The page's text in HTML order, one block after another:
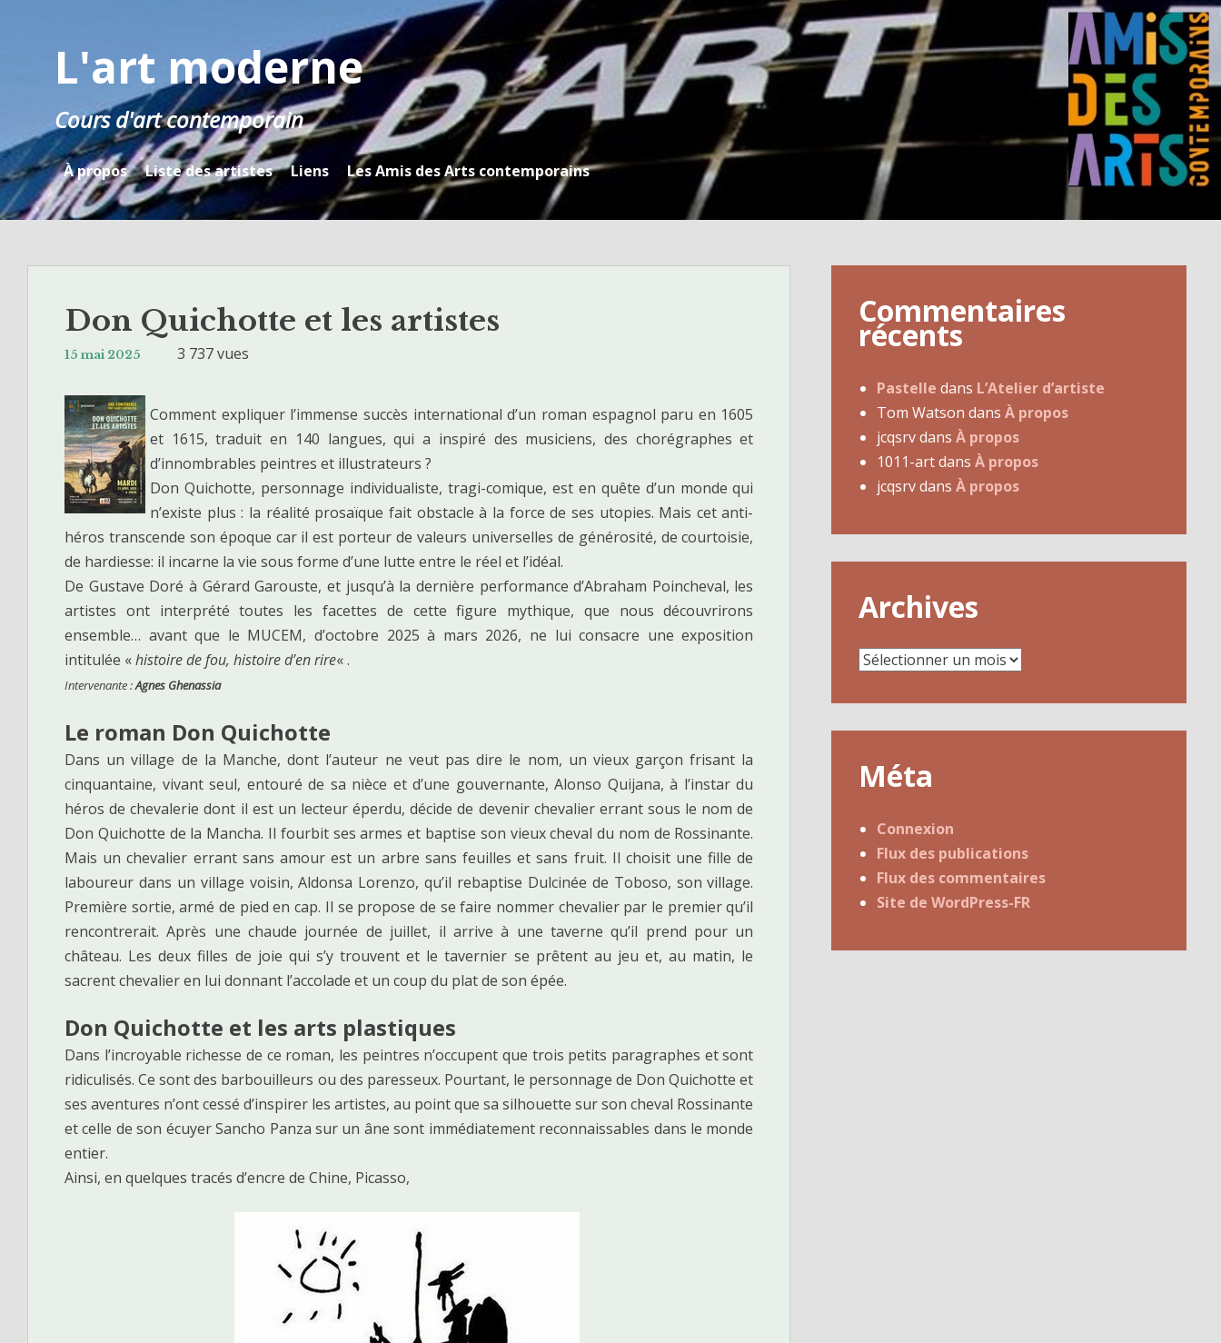
L'art moderne
Cours d'art contemporain
À propos Liste des artistes Liens Les Amis des Arts contemporains
Don Quichotte et les artistes
15 mai 2025 3 737 vues
Comment expliquer l’immense succès international d’un roman espagnol paru en 1605
et 1615, traduit en 140 langues, qui a inspiré des musiciens, des chorégraphes et
d’innombrables peintres et illustrateurs ?
Don Quichotte, personnage individualiste, tragi-comique, est en quête d’un monde qui
n’existe plus : la réalité prosaïque fait obstacle à la force de ses utopies. Mais cet anti-
héros transcende son époque car il est porteur de valeurs universelles de générosité, de courtoisie,
de hardiesse: il incarne la vie sous forme d’une lutte entre le réel et l’idéal.
De Gustave Doré à Gérard Garouste, et jusqu’à la dernière performance d’Abraham Poincheval, les
artistes ont interprété toutes les facettes de cette figure mythique, que nous découvrirons
ensemble… avant que le MUCEM, d’octobre 2025 à mars 2026, ne lui consacre une exposition
intitulée «histoire de fou, histoire d’en rire« .
Intervenante :Agnes Ghenassia
Le roman Don Quichotte
Dans un village de la Manche, dont l’auteur ne veut pas dire le nom, un vieux garçon frisant la
cinquantaine, vivant seul, entouré de sa nièce et d’une gouvernante, Alonso Quijana, à l’instar du
héros de chevalerie dont il est un lecteur éperdu, décide de devenir chevalier errant sous le nom de
Don Quichotte de la Mancha. Il fourbit ses armes et baptise son vieux cheval du nom de Rossinante.
Mais un chevalier errant sans amour est un arbre sans feuilles et sans fruit. Il choisit une fille de
laboureur dans un village voisin, Aldonsa Lorenzo, qu’il rebaptise Dulcinée de Toboso, son village.
Première sortie, armé de pied en cap. Il se propose de se faire nommer chevalier par le premier qu’il
rencontrerait. Après une chaude journée de juillet, il arrive à une taverne qu’il prend pour un
château. Les deux filles de joie qui s’y trouvent et le tavernier se prêtent au jeu et, au matin, le
sacrent chevalier en lui donnant l’accolade et un coup du plat de son épée.
Don Quichotte et les arts plastiques
Dans l’incroyable richesse de ce roman, les peintres n’occupent que trois petits paragraphes et sont
ridiculisés. Ce sont des barbouilleurs ou des paresseux. Pourtant, le personnage de Don Quichotte et
ses aventures n’ont cessé d’inspirer les artistes, au point que sa silhouette sur son cheval Rossinante
et celle de son écuyer Sancho Panza sur un âne sont immédiatement reconnaissables dans le monde
entier.
Ainsi, en quelques tracés d’encre de Chine, Picasso,
Commentaires
récents
Pastelle dans L’Atelier d’artiste
Tom Watson dansÀ propos
jcqsrvdansÀ propos
1011-artdansÀ propos
jcqsrvdansÀ propos
Archives
Archives
Méta
Connexion
Flux des publications
Flux des commentaires
Site de WordPress-FR